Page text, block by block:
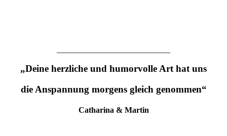
„Deine herzliche und humorvolle Art hat uns
die Anspannung morgens gleich genommen“
Catharina & Martin